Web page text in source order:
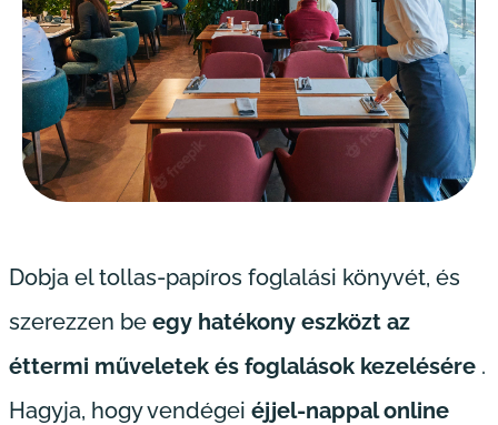
Dobja el tollas-papíros foglalási könyvét, és
szerezzen be egy hatékony eszközt az
éttermi műveletek és foglalások kezelésére .
Hagyja, hogy vendégei éjjel-nappal online